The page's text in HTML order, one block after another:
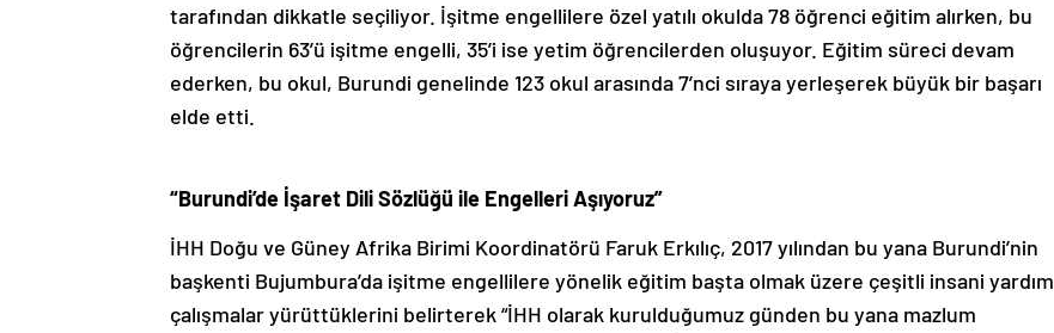
tarafından dikkatle seçiliyor. İşitme engellilere özel yatılı okulda 78 öğrenci eğitim alırken, bu
öğrencilerin 63’ü işitme engelli, 35’i ise yetim öğrencilerden oluşuyor. Eğitim süreci devam
ederken, bu okul, Burundi genelinde 123 okul arasında 7’nci sıraya yerleşerek büyük bir başarı
elde etti.
“Burundi’de İşaret Dili Sözlüğü ile Engelleri Aşıyoruz”
İHH Doğu ve Güney Afrika Birimi Koordinatörü Faruk Erkılıç, 2017 yılından bu yana Burundi’nin
başkenti Bujumbura’da işitme engellilere yönelik eğitim başta olmak üzere çeşitli insani yardım
çalışmalar yürüttüklerini belirterek “İHH olarak kurulduğumuz günden bu yana mazlum